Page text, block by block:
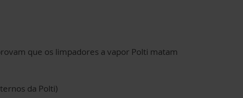
que os limpadores a vapor Polti matam
da Polti)